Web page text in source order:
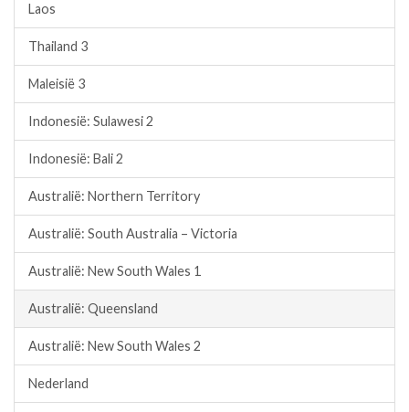
Laos
Thailand 3
Maleisië 3
Indonesië: Sulawesi 2
Indonesië: Bali 2
Australië: Northern Territory
Australië: South Australia – Victoria
Australië: New South Wales 1
Australië: Queensland
Australië: New South Wales 2
Nederland